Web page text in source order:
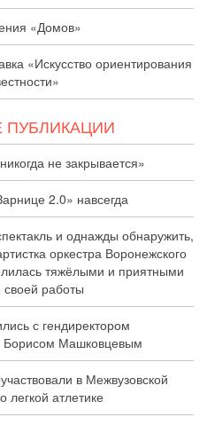
«Домов»
«Искусство ориентирования
не закрывается»
2.0» навсегда
и однажды обнаружить,
оркестра Воронежского
тяжёлыми и приятными
работы
с гендиректором
Машковцевым
в Межвузовской
легкой атлетике